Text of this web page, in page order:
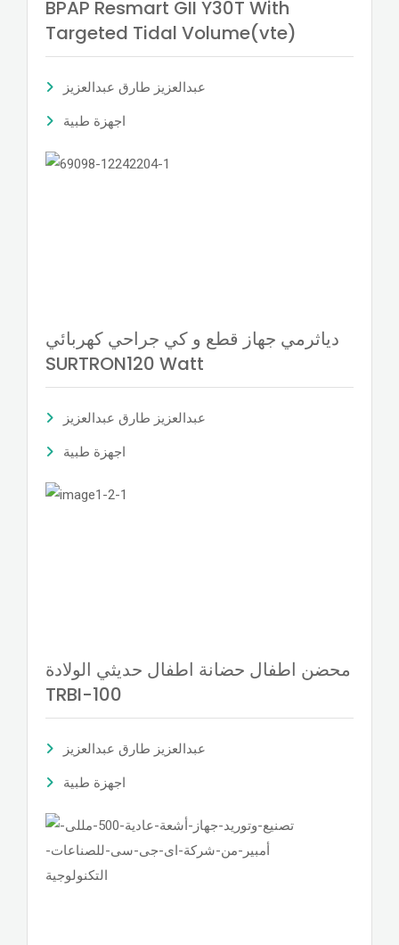
BPAP Resmart GII Y30T With
Targeted Tidal Volume(vte)
عبدالعزيز طارق عبدالعزيز
اجهزة طبية
دياثرمي جهاز قطع و كي جراحي كهربائي
SURTRON120 Watt
عبدالعزيز طارق عبدالعزيز
اجهزة طبية
محضن اطفال حضانة اطفال حديثي الولادة
TRBI-100
عبدالعزيز طارق عبدالعزيز
اجهزة طبية